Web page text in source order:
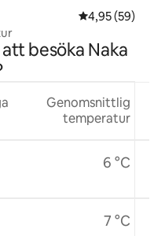
4,95 av 5 i
4,95 (59)
besöka Naka
Genomsnittlig
temperatur
6 °C
7 °C